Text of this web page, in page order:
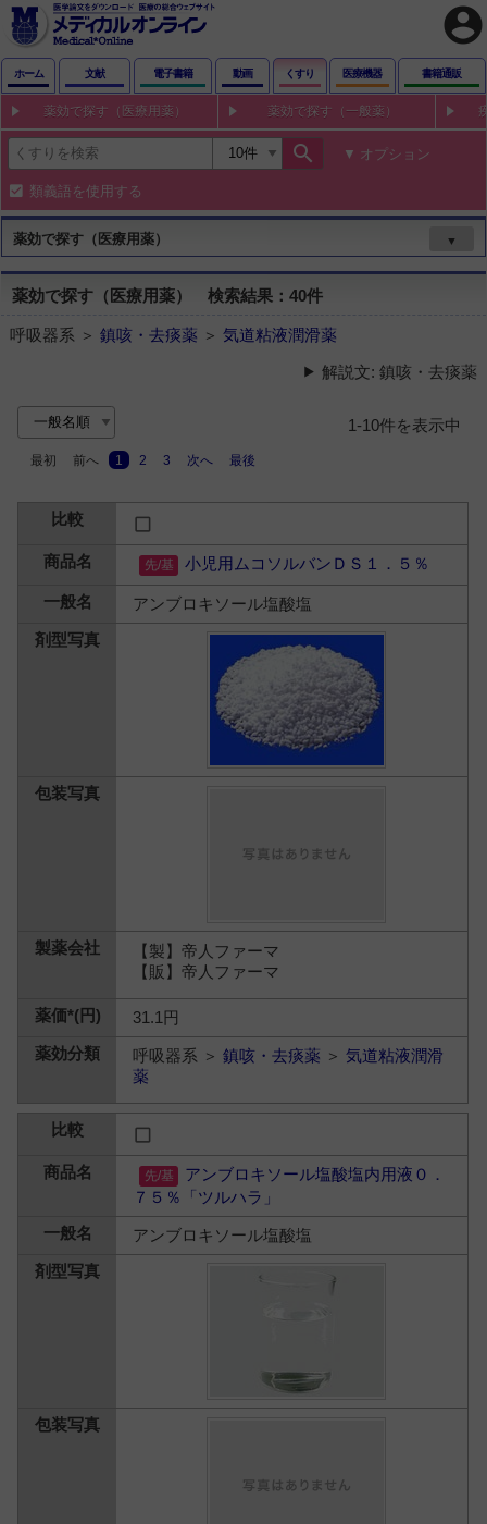
account_circle
ホーム 文献 電子書籍 動画 くすり 医療機器 書籍通販
薬効で探す（医療用薬） 薬効で探す（一般薬）
search オプション
類義語を使用する
薬効で探す（医療用薬） ▼
薬効で探す（医療用薬） 検索結果：40件
呼吸器系 ＞ 鎮咳・去痰薬 ＞ 気道粘液潤滑薬
解説文: 鎮咳・去痰薬
1-10件を表示中
最初 前へ 1 2 3 次へ 最後
小児用ムコソルバンＤＳ１．５％
アンブロキソール塩酸塩
【製】帝人ファーマ
【販】帝人ファーマ
31.1円
呼吸器系 ＞鎮咳・去痰薬 ＞気道粘液潤滑
薬
アンブロキソール塩酸塩内用液０．
７５％「ツルハラ」
アンブロキソール塩酸塩